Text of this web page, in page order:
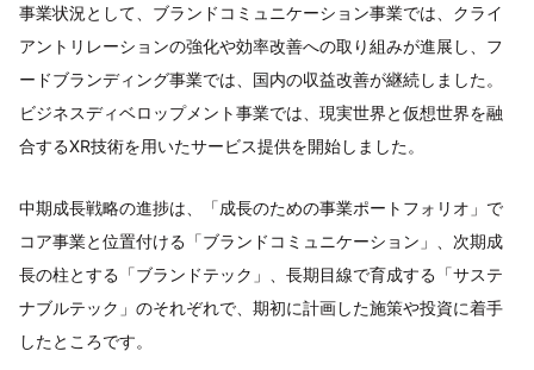
事業状況として、ブランドコミュニケーション事業では、クライ
アントリレーションの強化や効率改善への取り組みが進展し、フ
ードブランディング事業では、国内の収益改善が継続しました。
ビジネスディベロップメント事業では、現実世界と仮想世界を融
合するXR技術を用いたサービス提供を開始しました。
中期成長戦略の進捗は、「成長のための事業ポートフォリオ」で
コア事業と位置付ける「ブランドコミュニケーション」、次期成
長の柱とする「ブランドテック」、長期目線で育成する「サステ
ナブルテック」のそれぞれで、期初に計画した施策や投資に着手
したところです。